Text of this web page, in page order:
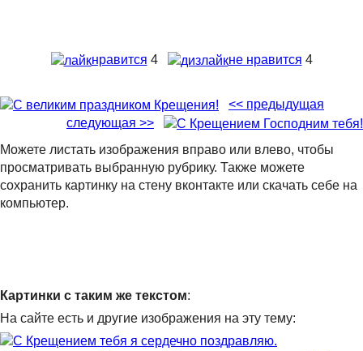
нравится 4 не нравится 4
<< предыдущая
следующая >>
Можете листать изображения вправо или влево, чтобы
просматривать выбранную рубрику. Также можете
сохранить картинку на стену вконтакте или скачать себе на
компьютер.
Картинки с таким же текстом:
На сайте есть и другие изображения на эту тему: